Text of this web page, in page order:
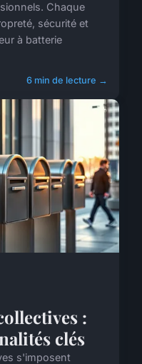
Chaque
sécurité et
à batterie
6 min de lecture →
:
clés
s'imposent